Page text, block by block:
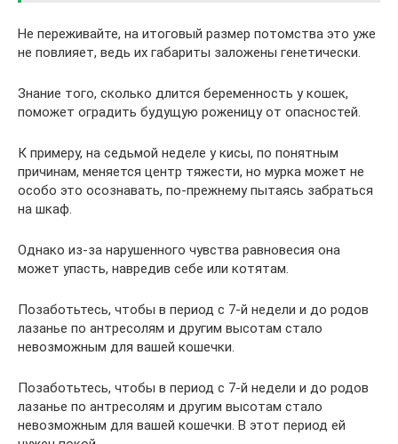
Не переживайте, на итоговый размер потомства это уже
не повлияет, ведь их габариты заложены генетически.
Знание того, сколько длится беременность у кошек,
поможет оградить будущую роженицу от опасностей.
К примеру, на седьмой неделе у кисы, по понятным
причинам, меняется центр тяжести, но мурка может не
особо это осознавать, по-прежнему пытаясь забраться
на шкаф.
Однако из-за нарушенного чувства равновесия она
может упасть, навредив себе или котятам.
Позаботьтесь, чтобы в период с 7-й недели и до родов
лазанье по антресолям и другим высотам стало
невозможным для вашей кошечки.
Позаботьтесь, чтобы в период с 7-й недели и до родов
лазанье по антресолям и другим высотам стало
невозможным для вашей кошечки. В этот период ей